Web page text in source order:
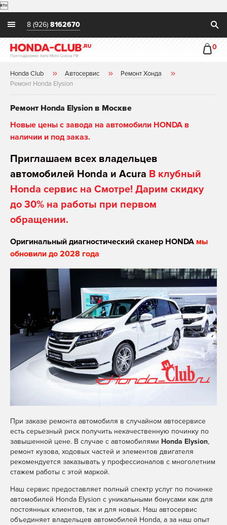

8 (926) 8162670
0
Honda Club Автосервис
Ремонт Хонда
Ремонт Honda Elysion
Ремонт Honda Elysion в Москве
Новые цены с завода на автомобили HONDA в
наличии и под заказ.
Приглашаем всех владельцев
автомобилей Honda и Acura В клубный
Honda сервис на Смотре! Дарим скидку
до 30% на работы при первом
обращении.
Оригинальный диагностический сканер HONDA мы
обновили до 2028 года
При заказе ремонта автомобиля в случайном автосервисе
есть серьезный риск получить некачественную починку по
завышенной цене. В случае с автомобилями Honda Elysion,
ремонт кузова, ходовых частей и элементов двигателя
рекомендуется заказывать у профессионалов с многолетним
стажем работы с этой маркой.
Наш сервис предоставляет полный спектр услуг по починке
автомобилей Honda Elysion с уникальными бонусами как для
постоянных клиентов, так и для новых. Наш автосервис
объединяет владельцев автомобилей Honda, а за наш опыт